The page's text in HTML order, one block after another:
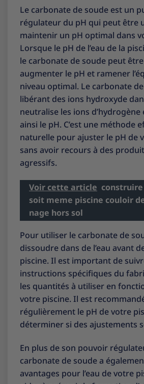
Le carbonate de soude est un
régulateur du pH qui peut être
maintenir un pH optimal dans
Lorsque le pH de l’eau de la
le carbonate de soude peut
augmenter le pH et ramener
niveau optimal. Le carbonate
libérant des ions hydroxyde
neutralise les ions
ainsi le pH. C’est une méthode
naturelle pour ajuster le pH de
sans avoir recours à des
agressifs.
Voir cette article construire
soit meme piscine couloir
nage hors sol
Pour utiliser le carbonate de
dissoudre dans de l’eau avant
piscine. Il est important de
instructions spécifiques du
les quantités à utiliser en
votre piscine. Il est
régulièrement le pH de votre
déterminer si des ajustements
En plus de son pouvoir
carbonate de soude a
avantages pour l’eau de votre